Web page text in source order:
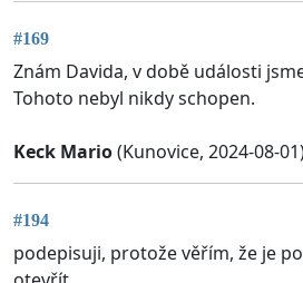
#169
Znám Davida, v době události
Tohoto nebyl nikdy schopen.
Keck Mario(Kunovice, 2024-08-
#194
podepisuji, protože věřím, že je